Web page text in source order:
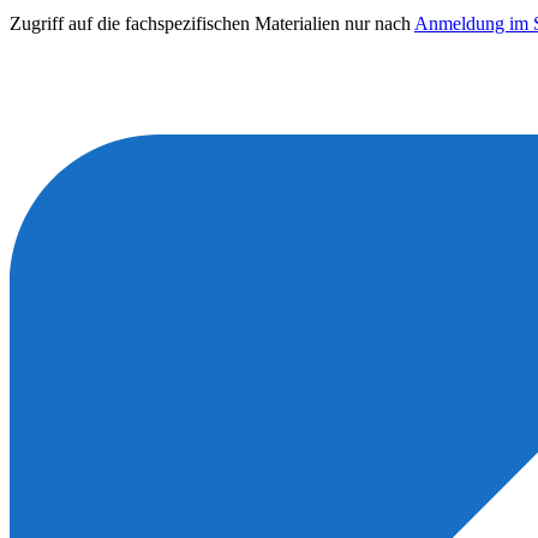
Zugriff auf die fachspezifischen Materialien nur nach Anmeldung im